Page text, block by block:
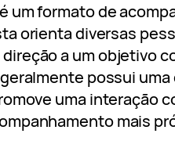
um formato de
orienta diversas
a um objetivo
possui uma
uma interação
mais